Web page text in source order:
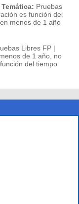
Temática: Pruebas
es función del
menos de 1 año
Libres FP |
de 1 año, no
del tiempo